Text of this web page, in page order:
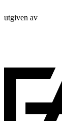
utgiven av